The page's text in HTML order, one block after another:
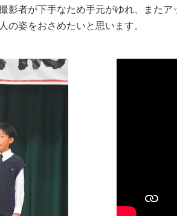
影者が下手なため手元がゆれ、また
の姿をおさめたいと思います。